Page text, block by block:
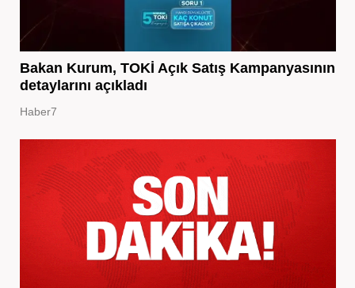
Bakan Kurum, TOKİ Açık Satış Kampanyasının
detaylarını açıkladı
Haber7